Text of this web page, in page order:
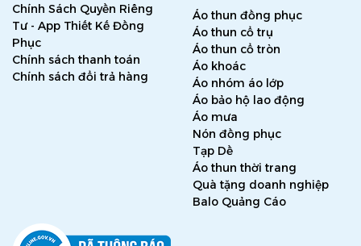
Chính Sách Quyền Riêng
Tư - App Thiết Kế Đồng
Phục
Chính sách thanh toán
Chính sách đổi trả hàng
Áo thun đồng phục
Áo thun cổ trụ
Áo thun cổ tròn
Áo khoác
Áo nhóm áo lớp
Áo bảo hộ lao động
Áo mưa
Nón đồng phục
Tạp Dề
Áo thun thời trang
Quà tặng doanh nghiệp
Balo Quảng Cáo